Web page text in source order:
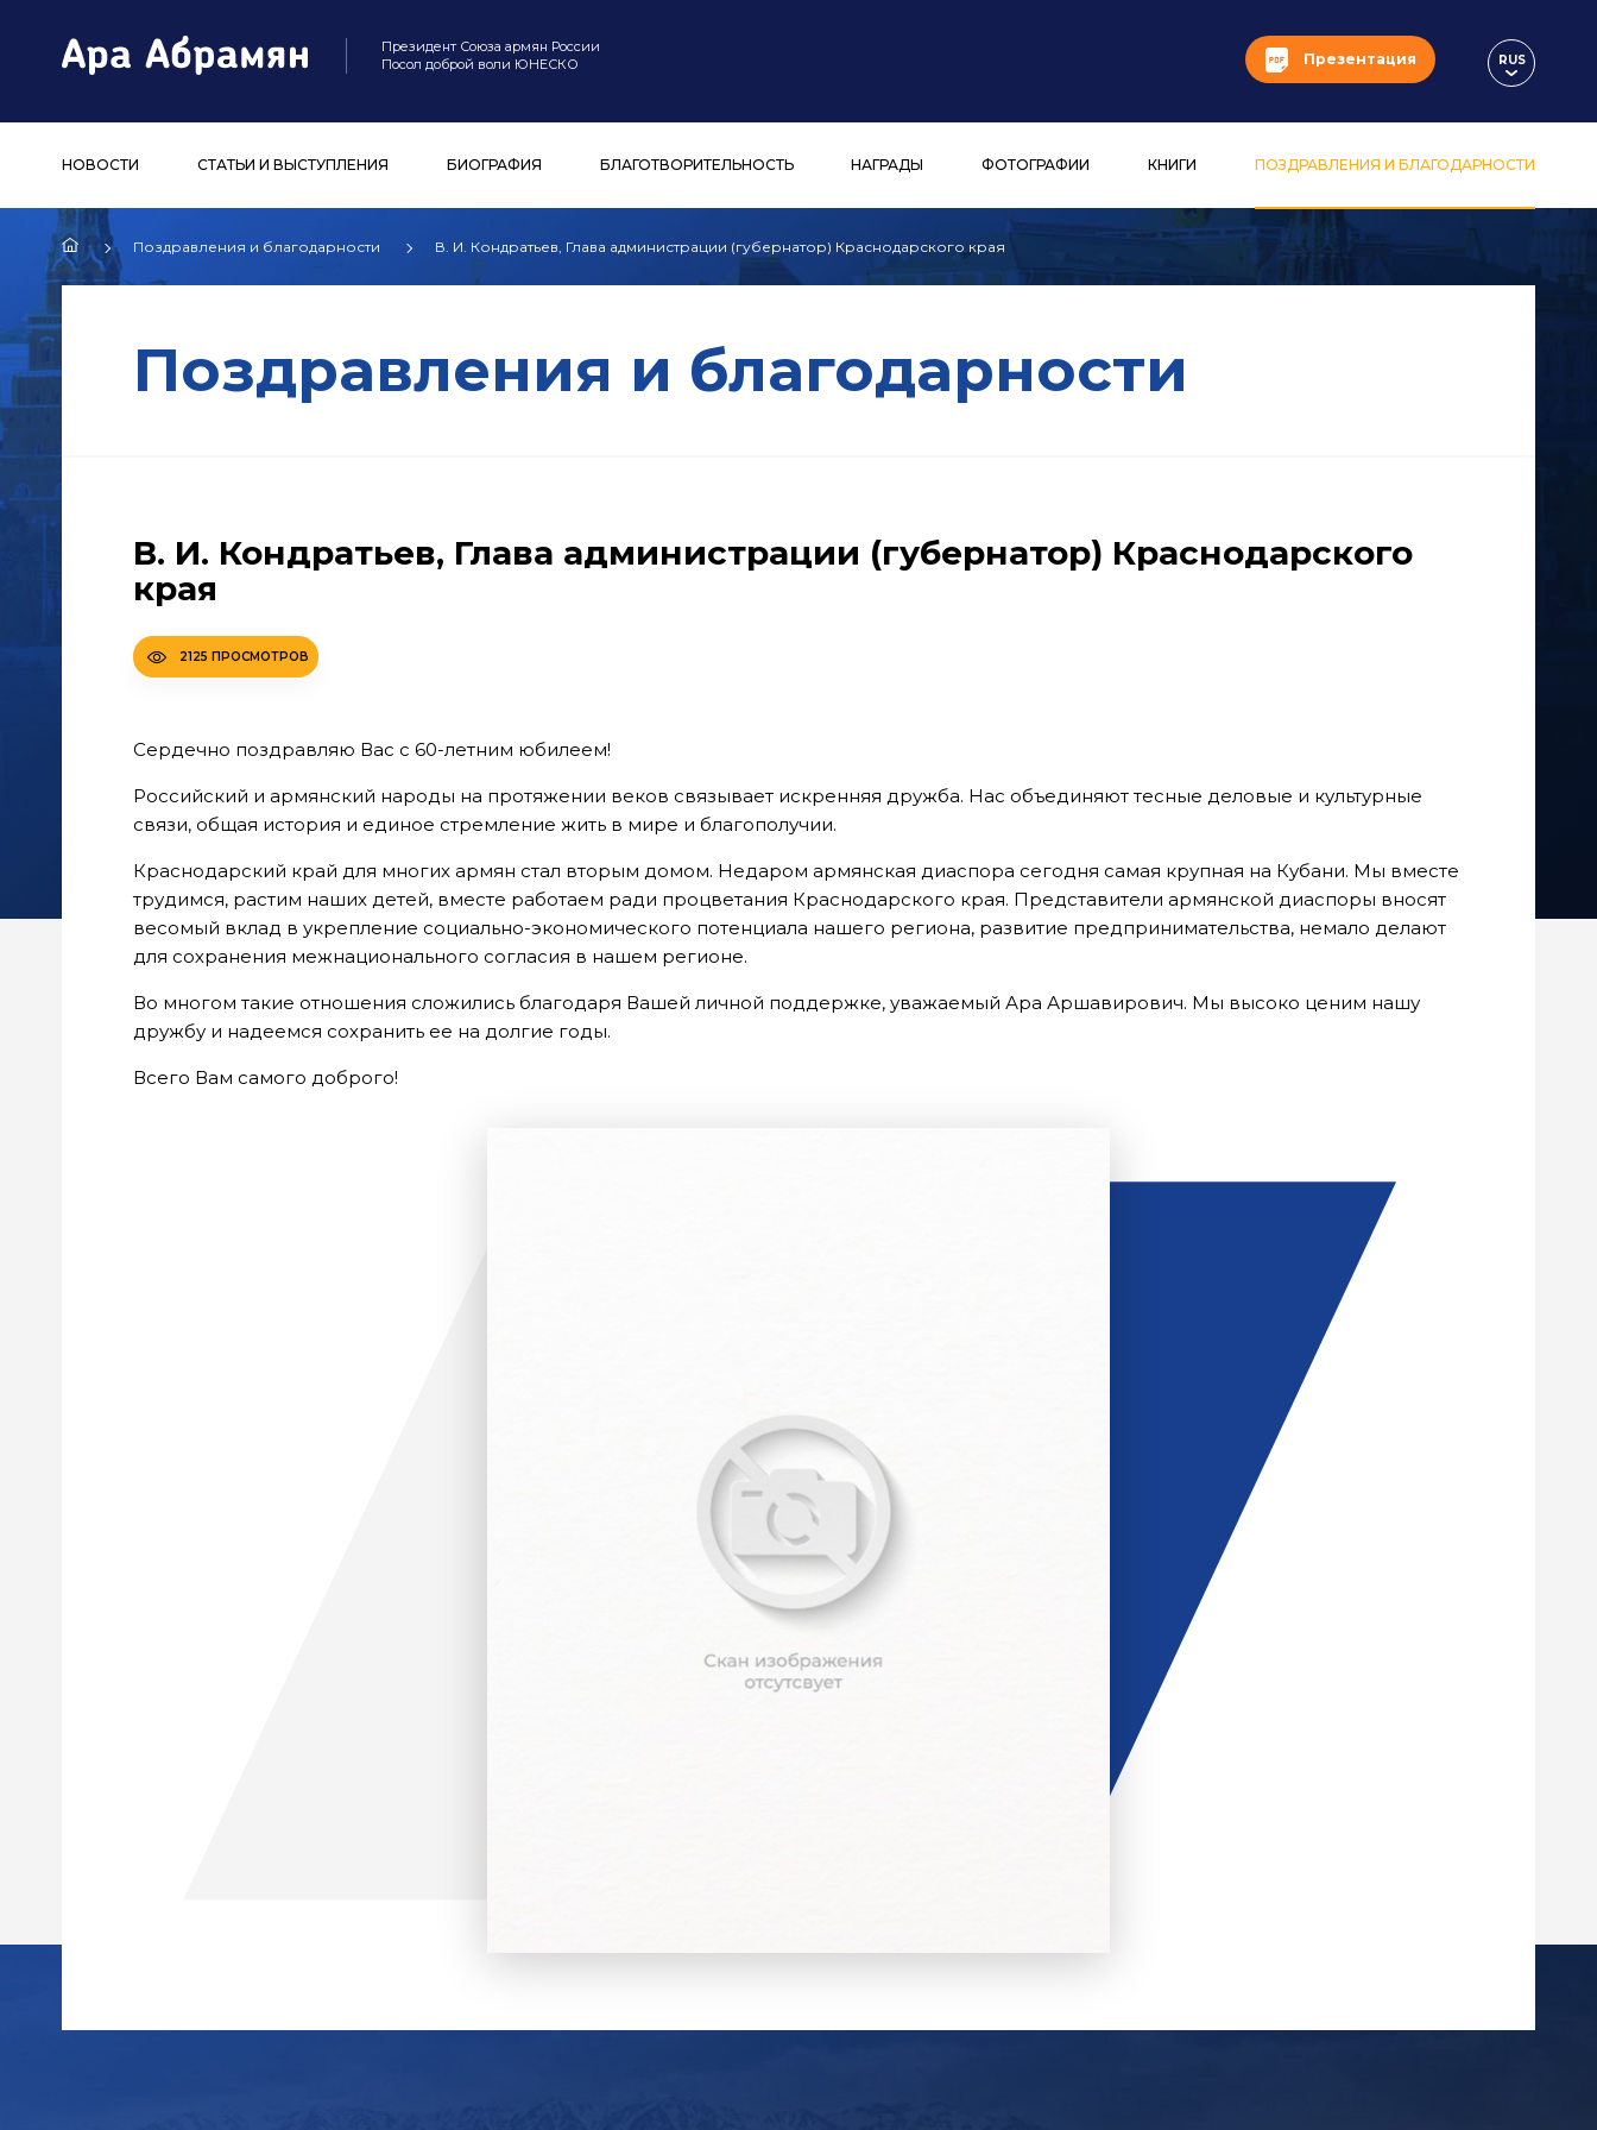
Президент Союза армян России
Посол доброй воли ЮНЕСКО
Презентация RUS
НОВОСТИ СТАТЬИ И ВЫСТУПЛЕНИЯ БИОГРАФИЯ БЛАГОТВОРИТЕЛЬНОСТЬ НАГРАДЫ ФОТОГРАФИИ КНИГИ ПОЗДРАВЛЕНИЯ И БЛАГОДАРНОСТИ
Поздравления и благодарности В. И. Кондратьев, Глава администрации (губернатор) Краснодарского края
Поздравления и благодарности
В. И. Кондратьев, Глава администрации (губернатор) Краснодарского
края
2125 ПРОСМОТРОВ
Сердечно поздравляю Вас с 60-летним юбилеем!
Российский и армянский народы на протяжении веков связывает искренняя дружба. Нас объединяют тесные деловые и культурные
связи, общая история и единое стремление жить в мире и благополучии.
Краснодарский край для многих армян стал вторым домом. Недаром армянская диаспора сегодня самая крупная на Кубани. Мы вместе
трудимся, растим наших детей, вместе работаем ради процветания Краснодарского края. Представители армянской диаспоры вносят
весомый вклад в укрепление социально-экономического потенциала нашего региона, развитие предпринимательства, немало делают
для сохранения межнационального согласия в нашем регионе.
Во многом такие отношения сложились благодаря Вашей личной поддержке, уважаемый Ара Аршавирович. Мы высоко ценим нашу
дружбу и надеемся сохранить ее на долгие годы.
Всего Вам самого доброго!